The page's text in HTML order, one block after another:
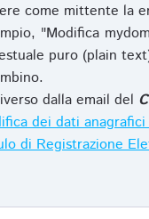
come mittente la
"Modifica
puro (plain
dalla email del
dei dati
di Registrazione